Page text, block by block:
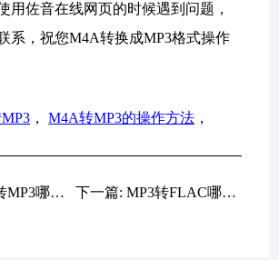
用佐音在线网页的时候遇到问题，
系，祝您M4A转换成MP3格式操作
，M4A转MP3的操作方法 ，
上一篇: OGG转MP3哪个方法简单？推荐六个新手也能完全掌握的方法 下一篇: MP3转FLAC哪个方法较好？推荐六个快捷方便的方法